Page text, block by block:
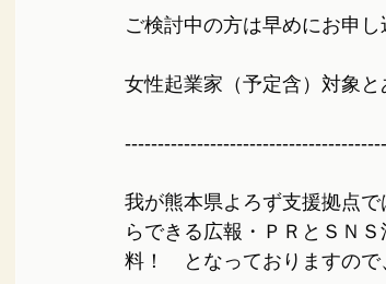
ご検討中の方は早めにお申し
女性起業家（予定含）対象と
我が熊本県よろず支援拠点
らできる広報・ＰＲとＳＮ
料！　となっておりますの